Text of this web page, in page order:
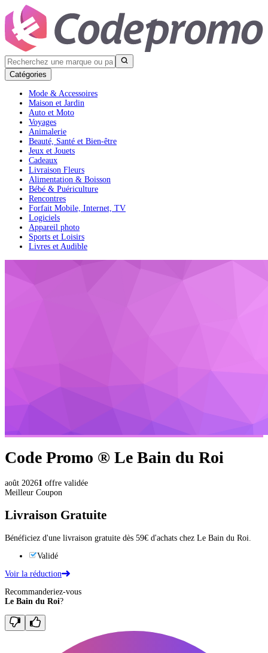
Catégories
Mode & Accessoires
Maison et Jardin
Auto et Moto
Voyages
Animalerie
Beauté, Santé et Bien-être
Jeux et Jouets
Cadeaux
Livraison Fleurs
Alimentation & Boisson
Bébé & Puériculture
Rencontres
Forfait Mobile, Internet, TV
Logiciels
Appareil photo
Sports et Loisirs
Livres et Audible
Code Promo ® Le Bain du Roi
août 20261 offre validée
Meilleur Coupon
Livraison Gratuite
Bénéficiez d'une livraison gratuite dès 59€ d'achats chez Le Bain du Roi.
Validé
Voir la réduction
Recommanderiez-vous
Le Bain du Roi?